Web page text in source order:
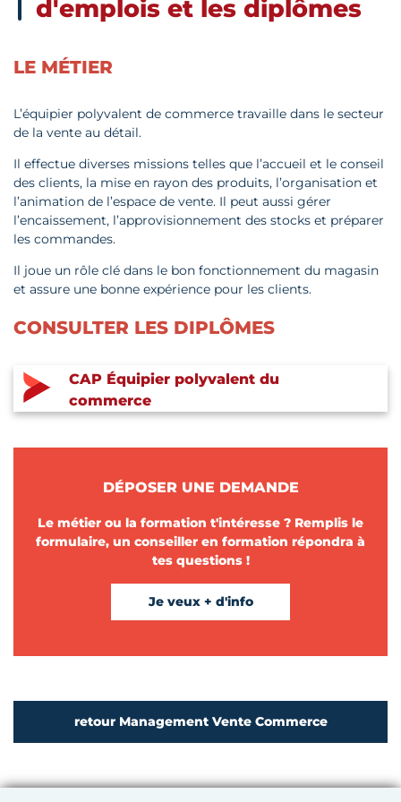
d'emplois et les diplômes
LE MÉTIER
L’équipier polyvalent de commerce travaille dans le secteur
de la vente au détail.
Il effectue diverses missions telles que l’accueil et le conseil
des clients, la mise en rayon des produits, l’organisation et
l’animation de l’espace de vente. Il peut aussi gérer
l’encaissement, l’approvisionnement des stocks et préparer
les commandes.
Il joue un rôle clé dans le bon fonctionnement du magasin
et assure une bonne expérience pour les clients.
CONSULTER LES DIPLÔMES
CAP Équipier polyvalent du
commerce
DÉPOSER UNE DEMANDE
Le métier ou la formation t'intéresse ? Remplis le
formulaire, un conseiller en formation répondra à
tes questions !
Je veux + d'info
retour Management Vente Commerce